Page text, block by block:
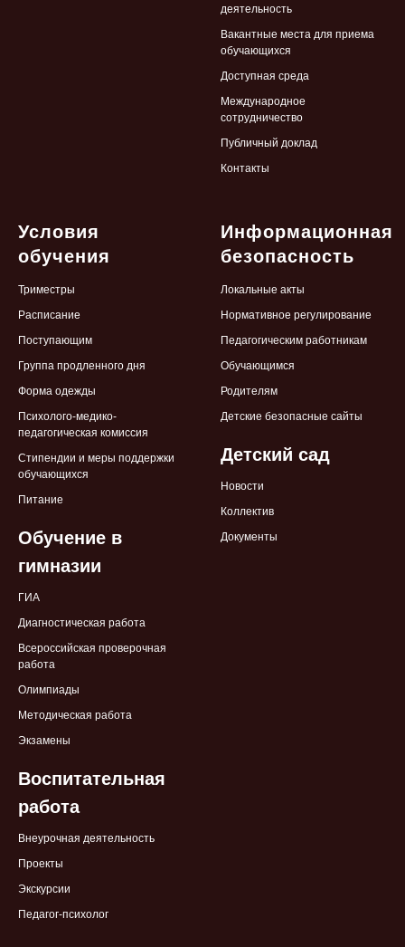
деятельность
Вакантные места для приема
обучающихся
Доступная среда
Международное
сотрудничество
Публичный доклад
Контакты
Условия
обучения
Триместры
Расписание
Поступающим
Группа продленного дня
Форма одежды
Психолого-медико-
педагогическая комиссия
Стипендии и меры поддержки
обучающихся
Питание
Обучение в
гимназии
ГИА
Диагностическая работа
Всероссийская проверочная
работа
Олимпиады
Методическая работа
Экзамены
Воспитательная
работа
Внеурочная деятельность
Проекты
Экскурсии
Педагог-психолог
Информационная
безопасность
Локальные акты
Нормативное регулирование
Педагогическим работникам
Обучающимся
Родителям
Детские безопасные сайты
Детский сад
Новости
Коллектив
Документы